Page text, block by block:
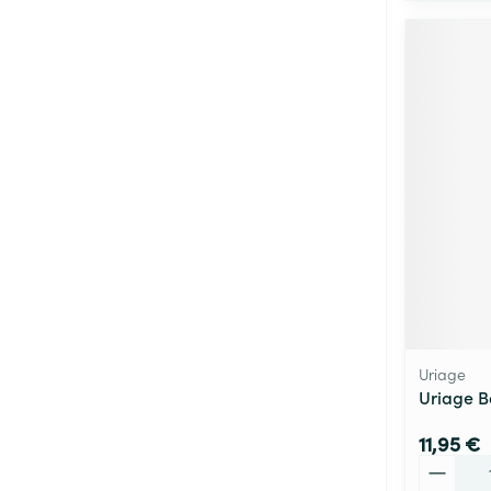
Uriage
Uriage
11,95 €